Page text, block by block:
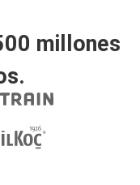
millones